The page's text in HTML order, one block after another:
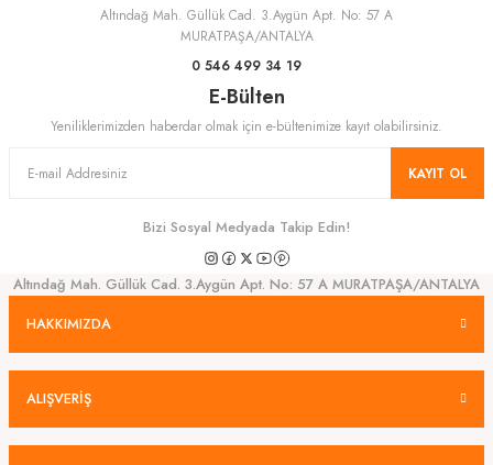
Gönder
Altındağ Mah. Güllük Cad. 3.Aygün Apt. No: 57 A
MURATPAŞA/ANTALYA
0 546 499 34 19
E-Bülten
Yeniliklerimizden haberdar olmak için e-bültenimize kayıt olabilirsiniz.
KAYIT OL
Bizi Sosyal Medyada Takip Edin!
Altındağ Mah. Güllük Cad. 3.Aygün Apt. No: 57 A MURATPAŞA/ANTALYA
HAKKIMIZDA
ALIŞVERİŞ